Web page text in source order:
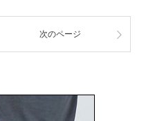
次のページ